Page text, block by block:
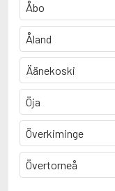
Åbo
Åland
Äänekoski
Öja
Överkiminge
Övertorneå